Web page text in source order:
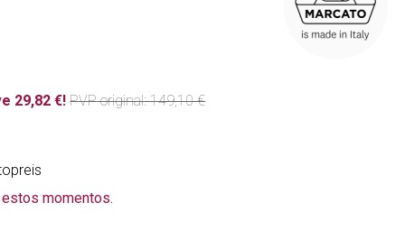
29,82 €! PVPoriginal: 149,10 €
momentos.